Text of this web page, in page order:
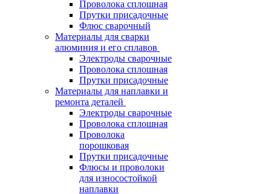
Проволока сплошная
Прутки присадочные
Флюс сварочный
Материалы для сварки
алюминия и его сплавов
Электроды сварочные
Проволока сплошная
Прутки присадочные
Материалы для наплавки и
ремонта деталей
Электроды сварочные
Проволока сплошная
Проволока
порошковая
Прутки присадочные
Флюсы и проволоки
для износостойкой
наплавки